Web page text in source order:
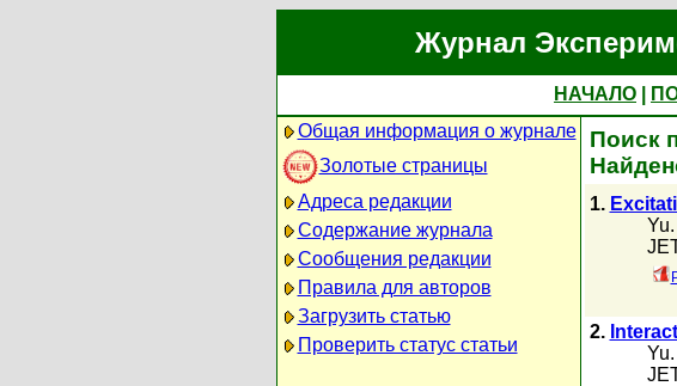
Журнал
НАЧАЛО
Общая информация о журнале
Золотые страницы
Адреса редакции
Содержание журнала
Сообщения редакции
Правила для авторов
Загрузить статью
Проверить статус статьи
Поиск
1.
2.